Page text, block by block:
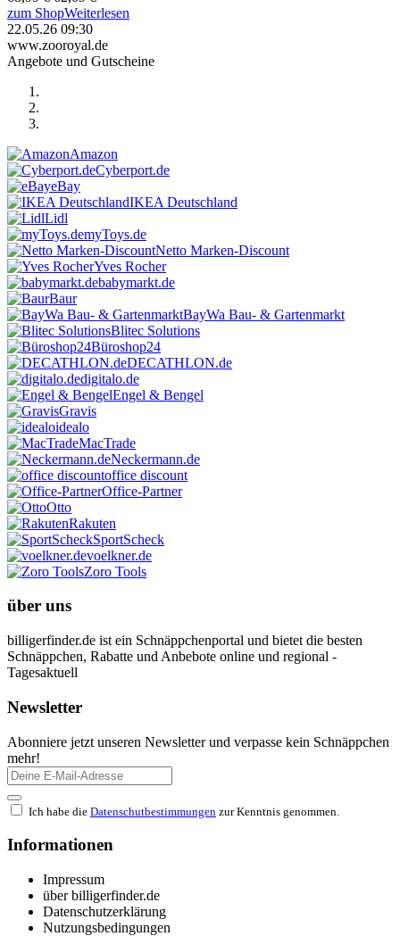
zum ShopWeiterlesen
22.05.26 09:30
www.zooroyal.de
Angebote und Gutscheine
Amazon
Cyberport.de
eBay
IKEA Deutschland
Lidl
myToys.de
Netto Marken-Discount
Yves Rocher
babymarkt.de
Baur
BayWa Bau- & Gartenmarkt
Blitec Solutions
Büroshop24
DECATHLON.de
digitalo.de
Engel & Bengel
Gravis
idealo
MacTrade
Neckermann.de
office discount
Office-Partner
Otto
Rakuten
SportScheck
voelkner.de
Zoro Tools
über uns
billigerfinder.de ist ein Schnäppchenportal und bietet die besten
Schnäppchen, Rabatte und Anbebote online und regional -
Tagesaktuell
Newsletter
Abonniere jetzt unseren Newsletter und verpasse kein Schnäppchen
mehr!
Ich habe die Datenschutbestimmungen zur Kenntnis genommen.
Informationen
Impressum
über billigerfinder.de
Datenschutzerklärung
Nutzungsbedingungen